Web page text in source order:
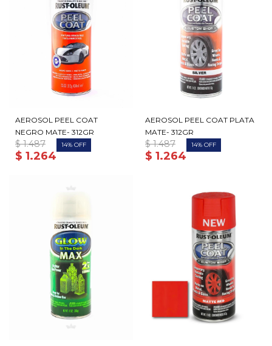
AEROSOL PEEL COAT
NEGRO MATE- 312GR
$ 1.264
$ 1.487 14
AEROSOL PEEL COAT PLATA
MATE- 312GR
$ 1.264
$ 1.487 14